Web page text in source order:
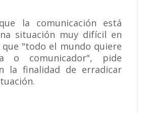
la comunicación está
situación muy difícil en
"todo el mundo quiere
o comunicador", pide
la finalidad de erradicar